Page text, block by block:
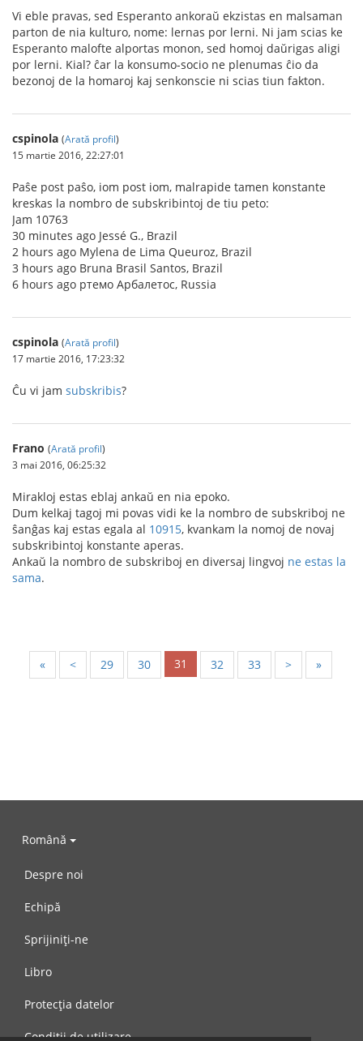
Vi eble pravas, sed Esperanto ankoraŭ ekzistas en malsaman
parton de nia kulturo, nome: lernas por lerni. Ni jam scias ke
Esperanto malofte alportas monon, sed homoj daŭrigas aligi
por lerni. Kial? ĉar la konsumo-socio ne plenumas ĉio da
bezonoj de la homaroj kaj senkonscie ni scias tiun fakton.
cspinola (Arată profil)
15 martie 2016, 22:27:01
Paŝe post paŝo, iom post iom, malrapide tamen konstante
kreskas la nombro de subskribintoj de tiu peto:
Jam 10763
30 minutes ago Jessé G., Brazil
2 hours ago Mylena de Lima Queuroz, Brazil
3 hours ago Bruna Brasil Santos, Brazil
6 hours ago ртемо Арбалетос, Russia
cspinola (Arată profil)
17 martie 2016, 17:23:32
Ĉu vi jam subskribis?
Frano (Arată profil)
3 mai 2016, 06:25:32
Mirakloj estas eblaj ankaŭ en nia epoko.
Dum kelkaj tagoj mi povas vidi ke la nombro de subskriboj ne
ŝanĝas kaj estas egala al 10915, kvankam la nomoj de novaj
subskribintoj konstante aperas.
Ankaŭ la nombro de subskriboj en diversaj lingvoj ne estas la
sama.
« < 29 30 31 32 33 > »
Română
Despre noi
Echipă
Sprijiniți-ne
Libro
Protecția datelor
Condiții de utilizare